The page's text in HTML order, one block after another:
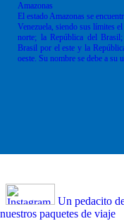
Amazonas
El estado Amazonas se
Venezuela, siendo sus límites
norte; la República del
Brasil por el este y la
oeste. Su nombre se debe a su
Un pedacito
nuestros paquetes de viaje